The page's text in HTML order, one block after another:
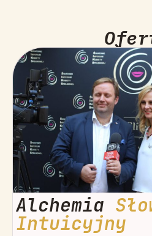
Alchemia
Intuicyjny